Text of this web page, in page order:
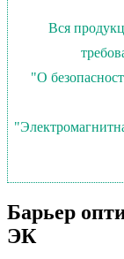
Вся
"О
Барьер
ЭК